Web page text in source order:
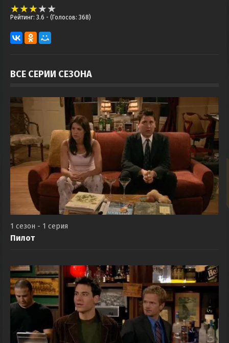
Рейтинг: 3.6 - (Голосов: 368)
ВСЕ СЕРИИ СЕЗОНА
1 сезон - 1 серия
Пилот